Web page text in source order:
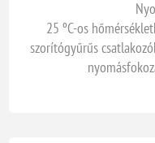
25 ºC-os
szorítógyűrűs